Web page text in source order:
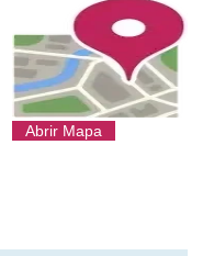
Abrir Mapa